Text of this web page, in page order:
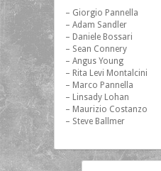
– Giorgio Pannella
– Adam Sandler
– Daniele Bossari
– Sean Connery
– Angus Young
– Rita Levi Montalcini
– Marco Pannella
– Linsady Lohan
– Maurizio Costanzo
– Steve Ballmer